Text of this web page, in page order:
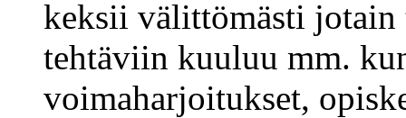
keksii välittömästi
tehtäviin kuuluu mm.
voimaharjoitukset,